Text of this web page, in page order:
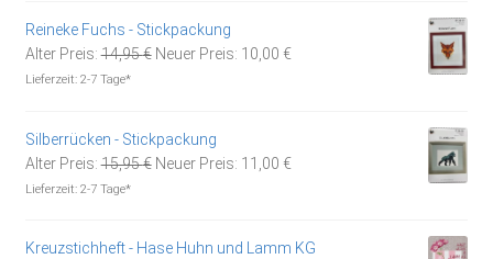
Reineke Fuchs - Stickpackung
Alter Preis: 14,95€ Ursprünglicher
Neuer Preis: 10,00 €Aktueller
Lieferzeit: 2-7 Tage*
Silberrücken - Stickpackung
Alter Preis: 15,95€ Ursprünglicher
Neuer Preis: 11,00 €Aktueller
Lieferzeit: 2-7 Tage*
Kreuzstichheft - Hase Huhn und Lamm KG